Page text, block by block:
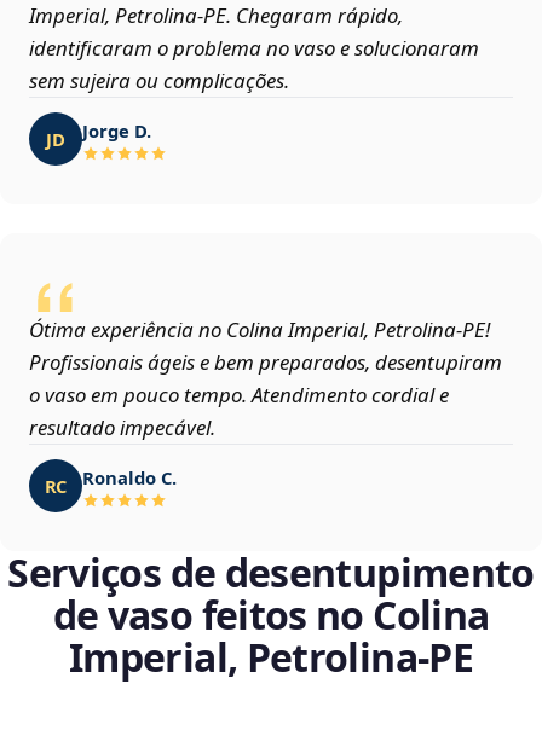
Imperial, Petrolina‑PE. Chegaram rápido,
identificaram o problema no vaso e solucionaram
sem sujeira ou complicações.
JD Jorge D.
Ótima experiência no Colina Imperial, Petrolina‑PE!
Profissionais ágeis e bem preparados, desentupiram
o vaso em pouco tempo. Atendimento cordial e
resultado impecável.
RC Ronaldo C.
Serviços de desentupimento
de vaso feitos no Colina
Imperial, Petrolina‑PE